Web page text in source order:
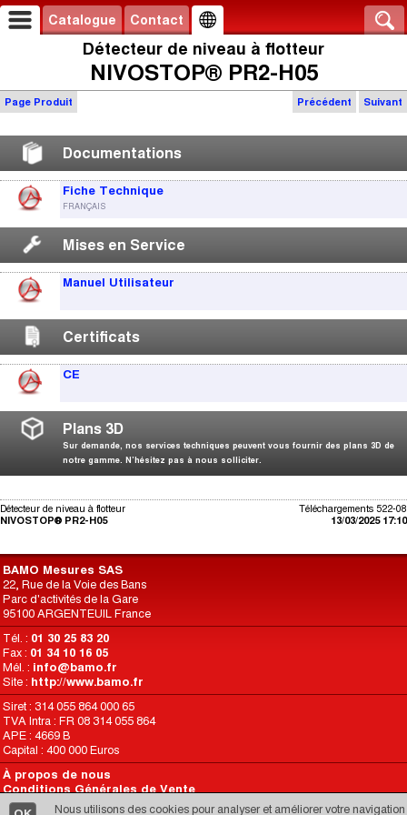
Nous utilisons des cookies pour analyser et améliorer votre navigation
Catalogue Contact
Détecteur de niveau à flotteur
NIVOSTOP® PR2-H05
Précédent Suivant
Page Produit
Documentations
Fiche Technique
FRANÇAIS
Mises en Service
Manuel Utilisateur
Certificats
CE
Plans 3D
Sur demande, nos services techniques peuvent vous fournir des plans 3D de
notre gamme. N’hésitez pas à nous solliciter.
Téléchargements 522-08
13/03/2025 17:10
Détecteur de niveau à flotteur
NIVOSTOP® PR2-H05
BAMO Mesures SAS
22, Rue de la Voie des Bans
Parc d'activités de la Gare
95100 ARGENTEUIL France
Tél. : 01 30 25 83 20
Fax : 01 34 10 16 05
Mél. : info@bamo.fr
Site : http://www.bamo.fr
Siret : 314 055 864 000 65
TVA Intra : FR 08 314 055 864
APE : 4669 B
Capital : 400 000 Euros
À propos de nous
Conditions Générales de Vente
Conditions d’Utilisation du Site